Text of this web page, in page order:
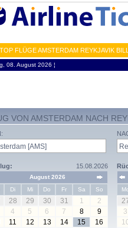
FLÜGE AMSTERDAM REYKJAVIK
08. August 2026 ¦
VON AMSTERDAM NACH
15.08.2026
August 2026
Di Mi Do Fr Sa So
28 29 30 31 1
2
4 5 6 7 8
9
11 12 13 14 15
16
3